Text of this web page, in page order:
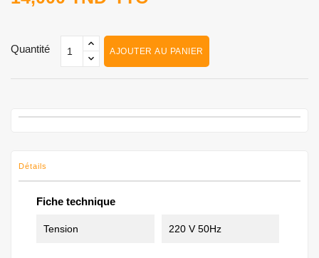
Quantité AJOUTER AU PANIER
Détails
Fiche technique
Tension 220 V 50Hz